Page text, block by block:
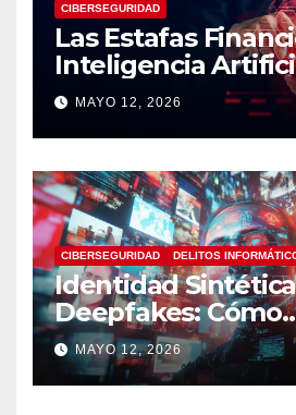
CIBERSEGURIDAD
Las Estafas
Inteligencia
Operan, Cómo
Cómo Protegerse
MAYO 12, 2026
CIBERSEGURIDAD DELITOS
Identidad
Deepfakes: Cómo
Detectarlos y Qué
Herramientas
Investigaciones
MAYO 12, 2026